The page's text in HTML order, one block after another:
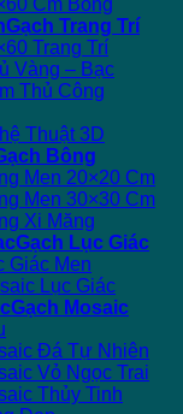
Cm Bóng
Gạch Trang Trí
Trang Trí
Vàng – Bạc
Thủ Công
Thuật 3D
Bông
Men 20×20 Cm
Men 30×30 Cm
Xi Măng
Gạch Lục Giác
Giác Men
Lục Giác
Gạch Mosaic
Đá Tự Nhiên
Vỏ Ngọc Trai
Thủy Tinh